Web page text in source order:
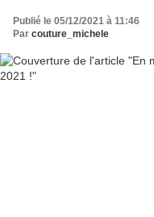
Publié le 05/12/2021 à 11:46
Par couture_michele